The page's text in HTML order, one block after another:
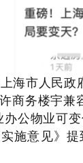
上海市人民
商务楼宇兼
办公物业可
实施意见》